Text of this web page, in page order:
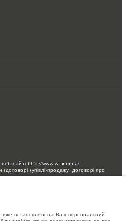
веб-сайті http://www.winner.ua/
купівлі-продажу, договорі про
отримання актуальної інформації
ситуація, і, як наслідок,
вже встановлені на Ваш персональний